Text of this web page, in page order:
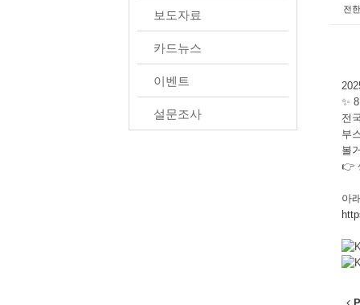
보도자료
카드뉴스
이벤트
설문조사
전
✨
전
부
볼
👉
아